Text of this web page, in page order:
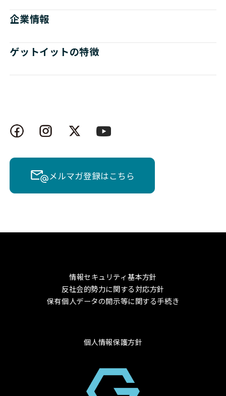
企業情報
ゲットイットの特徴
メルマガ登録はこちら
情報セキュリティ基本方針
反社会的勢力に関する対応方針
保有個人データの開示等に関する手続き
個人情報保護方針